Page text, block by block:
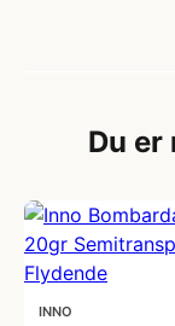
Du er
INNO